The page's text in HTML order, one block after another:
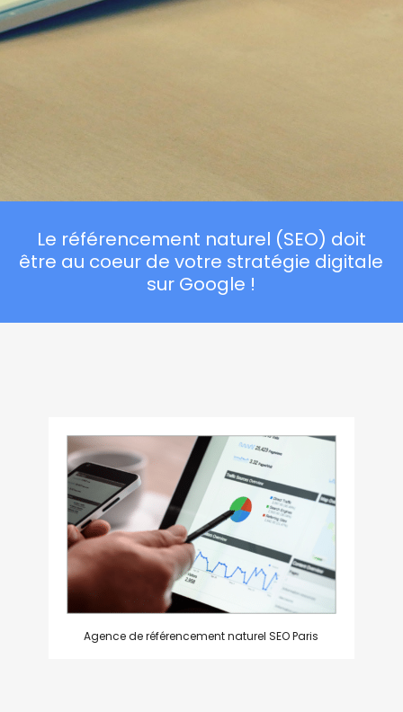
Le référencement naturel (SEO) doit
être au coeur de votre stratégie digitale
sur Google !
Agence de référencement naturel SEO Paris